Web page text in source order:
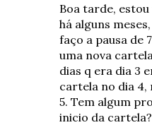
Boa tarde,
há alguns
faço a pausa de
uma nova
dias q era dia 3
cartela no dia 4,
5. Tem algum
inicio da